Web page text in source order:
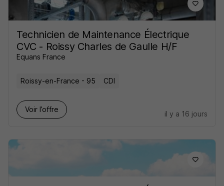
Technicien de Maintenance Électrique
CVC - Roissy Charles de Gaulle H/F
Equans France
Roissy-en-France - 95 CDI
Voir l’offre
il y a 16 jours